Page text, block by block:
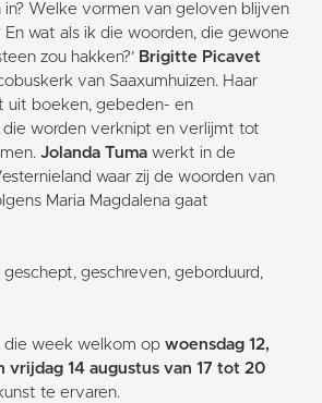
in? Welke vormen van geloven blijven
wat als ik die woorden, die gewone
zou hakken?’ Brigitte Picavet
van Saaxumhuizen. Haar
uit boeken, gebeden- en
die worden verknipt en verlijmt tot
Jolanda Tuma werkt in de
waar zij de woorden van
Maria Magdalena gaat
geschreven, geborduurd,
die week welkom op woensdag 12,
vrijdag 14 augustus van 17 tot 20
te ervaren.